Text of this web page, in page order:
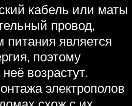
кабель или маты
провод,
питания является
поэтому
возрастут.
электрополов